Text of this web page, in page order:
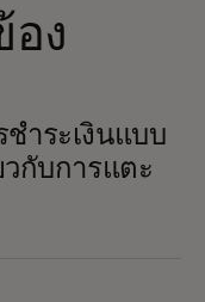
อง
ชำระเงินแบบ
กับการแตะ